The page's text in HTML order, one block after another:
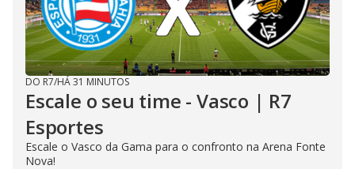
DO R7/HÁ 31 MINUTOS
Escale o seu time - Vasco | R7
Esportes
Escale o Vasco da Gama para o confronto na Arena Fonte
Nova!